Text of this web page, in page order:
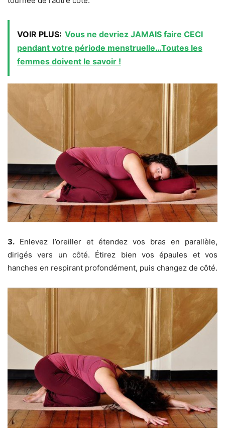
VOIR PLUS: Vous ne devriez JAMAIS faire CECI
pendant votre période menstruelle…Toutes les
femmes doivent le savoir !
3. Enlevez l’oreiller et étendez vos bras en parallèle,
dirigés vers un côté. Étirez bien vos épaules et vos
hanches en respirant profondément, puis changez de côté.